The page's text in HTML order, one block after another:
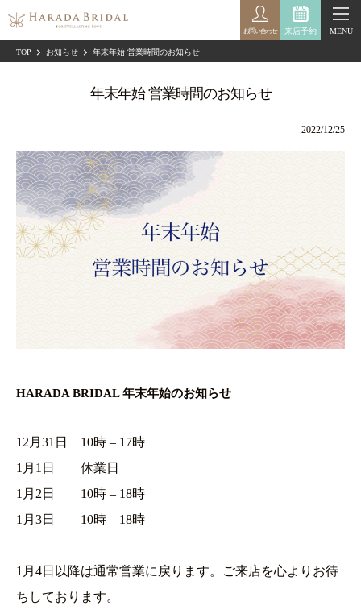
来店予約
お問い合わせ MENU
TOP お知らせ 年末年始 営業時間のお知らせ
年末年始 営業時間のお知らせ
2022/12/25
HARADA BRIDAL 年末年始のお知らせ
12月31日 10時 – 17時
1月1日 休業日
1月2日 10時 – 18時
1月3日 10時 – 18時
1月4日以降は通常営業に戻ります。ご来店を心よりお待
ちしております。